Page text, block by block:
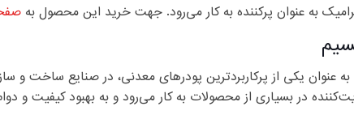
به عنوان پرکننده به کار می‌رود. جهت خرید این محصول به
به عنوان یکی از پرکاربردترین پودرهای معدنی، در صنایع ساخت و
در بسیاری از محصولات به کار می‌رود و به بهبود کیفیت و